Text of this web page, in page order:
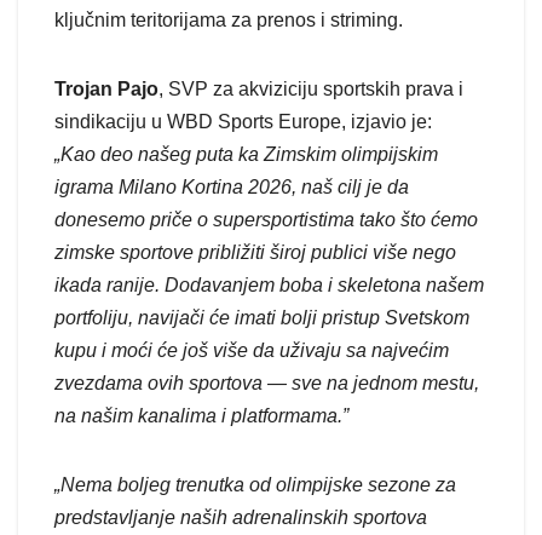
ključnim teritorijama za prenos i striming.
Trojan Pajo, SVP za akviziciju sportskih prava i
sindikaciju u WBD Sports Europe, izjavio je:
„Kao deo našeg puta ka Zimskim olimpijskim
igrama Milano Kortina 2026, naš cilj je da
donesemo priče o supersportistima tako što ćemo
zimske sportove približiti široj publici više nego
ikada ranije. Dodavanjem boba i skeletona našem
portfoliju, navijači će imati bolji pristup Svetskom
kupu i moći će još više da uživaju sa najvećim
zvezdama ovih sportova — sve na jednom mestu,
na našim kanalima i platformama.”
„Nema boljeg trenutka od olimpijske sezone za
predstavljanje naših adrenalinskih sportova